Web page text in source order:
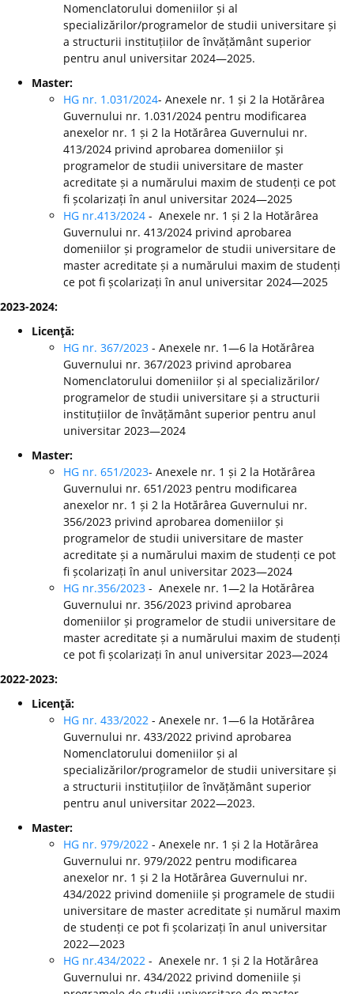
Nomenclatorului domeniilor și al
specializărilor/programelor de studii universitare și
a structurii instituțiilor de învățământ superior
pentru anul universitar 2024—2025.
Master:
HG nr. 1.031/2024- Anexele nr. 1 și 2 la Hotărârea
Guvernului nr. 1.031/2024 pentru modificarea
anexelor nr. 1 și 2 la Hotărârea Guvernului nr.
413/2024 privind aprobarea domeniilor și
programelor de studii universitare de master
acreditate și a numărului maxim de studenți ce pot
fi școlarizați în anul universitar 2024—2025
HG nr.413/2024 - Anexele nr. 1 și 2 la Hotărârea
Guvernului nr. 413/2024 privind aprobarea
domeniilor și programelor de studii universitare de
master acreditate și a numărului maxim de studenți
ce pot fi școlarizați în anul universitar 2024—2025
2023-2024:
Licenţă:
HG nr. 367/2023 - Anexele nr. 1—6 la Hotărârea
Guvernului nr. 367/2023 privind aprobarea
Nomenclatorului domeniilor și al specializărilor/
programelor de studii universitare și a structurii
instituțiilor de învățământ superior pentru anul
universitar 2023—2024
Master:
HG nr. 651/2023- Anexele nr. 1 și 2 la Hotărârea
Guvernului nr. 651/2023 pentru modificarea
anexelor nr. 1 și 2 la Hotărârea Guvernului nr.
356/2023 privind aprobarea domeniilor și
programelor de studii universitare de master
acreditate și a numărului maxim de studenți ce pot
fi școlarizați în anul universitar 2023—2024
HG nr.356/2023 - Anexele nr. 1—2 la Hotărârea
Guvernului nr. 356/2023 privind aprobarea
domeniilor și programelor de studii universitare de
master acreditate și a numărului maxim de studenți
ce pot fi școlarizați în anul universitar 2023—2024
2022-2023:
Licenţă:
HG nr. 433/2022 - Anexele nr. 1—6 la Hotărârea
Guvernului nr. 433/2022 privind aprobarea
Nomenclatorului domeniilor și al
specializărilor/programelor de studii universitare și
a structurii instituțiilor de învățământ superior
pentru anul universitar 2022—2023.
Master:
HG nr. 979/2022 - Anexele nr. 1 și 2 la Hotărârea
Guvernului nr. 979/2022 pentru modificarea
anexelor nr. 1 și 2 la Hotărârea Guvernului nr.
434/2022 privind domeniile și programele de studii
universitare de master acreditate și numărul maxim
de studenți ce pot fi școlarizați în anul universitar
2022—2023
HG nr.434/2022 - Anexele nr. 1 și 2 la Hotărârea
Guvernului nr. 434/2022 privind domeniile și